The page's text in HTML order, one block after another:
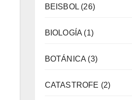
BEISBOL(26)
BIOLOGÍA (1)
BOTÁNICA (3)
CATASTROFE (2)